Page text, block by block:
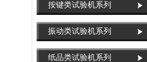
按键类试验机系列
振动类试验机系列
纸品类试验机系列